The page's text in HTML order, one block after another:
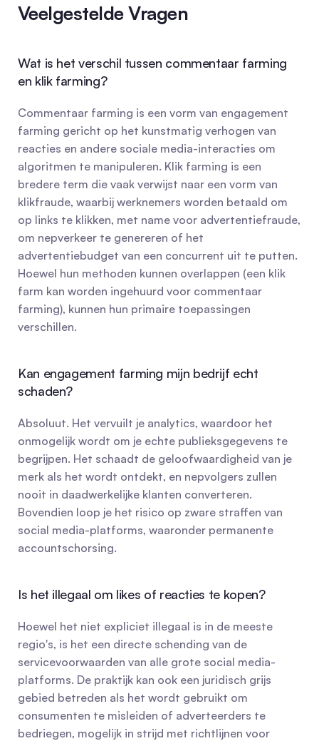
Veelgestelde Vragen
Wat is het verschil tussen commentaar farming
en klik farming?
Commentaar farming is een vorm van engagement
farming gericht op het kunstmatig verhogen van
reacties en andere sociale media-interacties om
algoritmen te manipuleren. Klik farming is een
bredere term die vaak verwijst naar een vorm van
klikfraude, waarbij werknemers worden betaald om
op links te klikken, met name voor advertentiefraude,
om nepverkeer te genereren of het
advertentiebudget van een concurrent uit te putten.
Hoewel hun methoden kunnen overlappen (een klik
farm kan worden ingehuurd voor commentaar
farming), kunnen hun primaire toepassingen
verschillen.
Kan engagement farming mijn bedrijf echt
schaden?
Absoluut. Het vervuilt je analytics, waardoor het
onmogelijk wordt om je echte publieksgegevens te
begrijpen. Het schaadt de geloofwaardigheid van je
merk als het wordt ontdekt, en nepvolgers zullen
nooit in daadwerkelijke klanten converteren.
Bovendien loop je het risico op zware straffen van
social media-platforms, waaronder permanente
accountschorsing.
Is het illegaal om likes of reacties te kopen?
Hoewel het niet expliciet illegaal is in de meeste
regio's, is het een directe schending van de
servicevoorwaarden van alle grote social media-
platforms. De praktijk kan ook een juridisch grijs
gebied betreden als het wordt gebruikt om
consumenten te misleiden of adverteerders te
bedriegen, mogelijk in strijd met richtlijnen voor